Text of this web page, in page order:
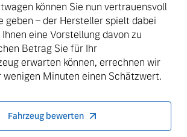
können Sie nun vertrauensvoll
geben – der Hersteller spielt dabei
eine Vorstellung davon zu
Betrag Sie für Ihr
erwarten können, errechnen wir
wenigen Minuten einen Schätzwert.
Fahrzeug bewerten